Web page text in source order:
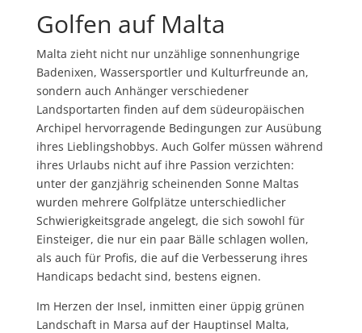
Golfen auf Malta
Malta zieht nicht nur unzählige sonnenhungrige
Badenixen, Wassersportler und Kulturfreunde an,
sondern auch Anhänger verschiedener
Landsportarten finden auf dem südeuropäischen
Archipel hervorragende Bedingungen zur Ausübung
ihres Lieblingshobbys. Auch Golfer müssen während
ihres Urlaubs nicht auf ihre Passion verzichten:
unter der ganzjährig scheinenden Sonne Maltas
wurden mehrere Golfplätze unterschiedlicher
Schwierigkeitsgrade angelegt, die sich sowohl für
Einsteiger, die nur ein paar Bälle schlagen wollen,
als auch für Profis, die auf die Verbesserung ihres
Handicaps bedacht sind, bestens eignen.
Im Herzen der Insel, inmitten einer üppig grünen
Landschaft in Marsa auf der Hauptinsel Malta,